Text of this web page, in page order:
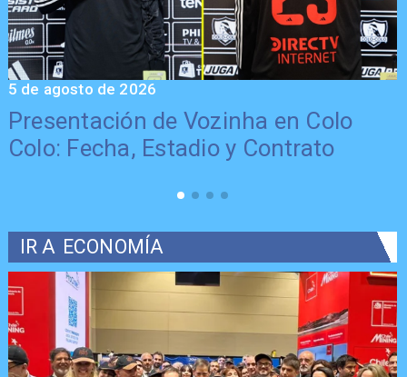
Presentación de Vozinha en Colo
Colo: Fecha, Estadio y Contrato
5 de agosto de 2026
IR A ECONOMÍA